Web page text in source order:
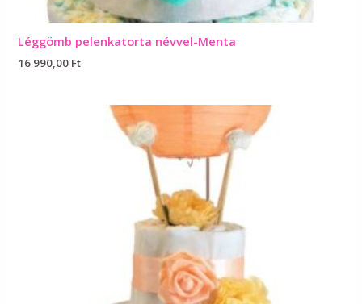
Léggömb pelenkatorta névvel-Menta
16 990,00 Ft